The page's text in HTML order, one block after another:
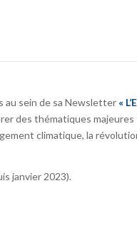
au sein de sa Newsletter «
des thématiques
climatique, la
janvier 2023).